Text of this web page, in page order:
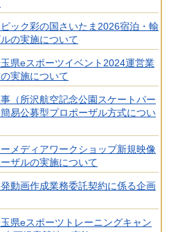
ック彩の国さいたま2026宿泊・輸
の実施について
県eスポーツイベント2024運営業
実施について
（所沢航空記念公園スケートパー
易公募型プロポーザル方式につい
メディアワークショップ新規映像
ザルの実施について
動画作成業務委託契約に係る企画
県eスポーツトレーニングキャン